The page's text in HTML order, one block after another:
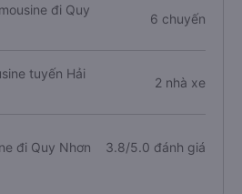
đi Quy
6 chuyến
tuyến Hải
2 nhà xe
đi Quy Nhơn 3.8/5.0 đánh giá